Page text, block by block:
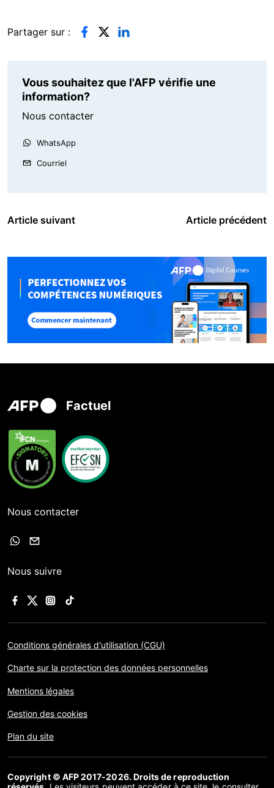
Partager sur :
Vous souhaitez que l'AFP vérifie une
information?
Nous contacter
WhatsApp
Courriel
Article suivant Article précédent
Factuel
Nous contacter
Nous suivre
Conditions générales d'utilisation (CGU)
Charte sur la protection des données personnelles
Mentions légales
Gestion des cookies
Plan du site
Copyright © AFP 2017-2026. Droits de reproduction